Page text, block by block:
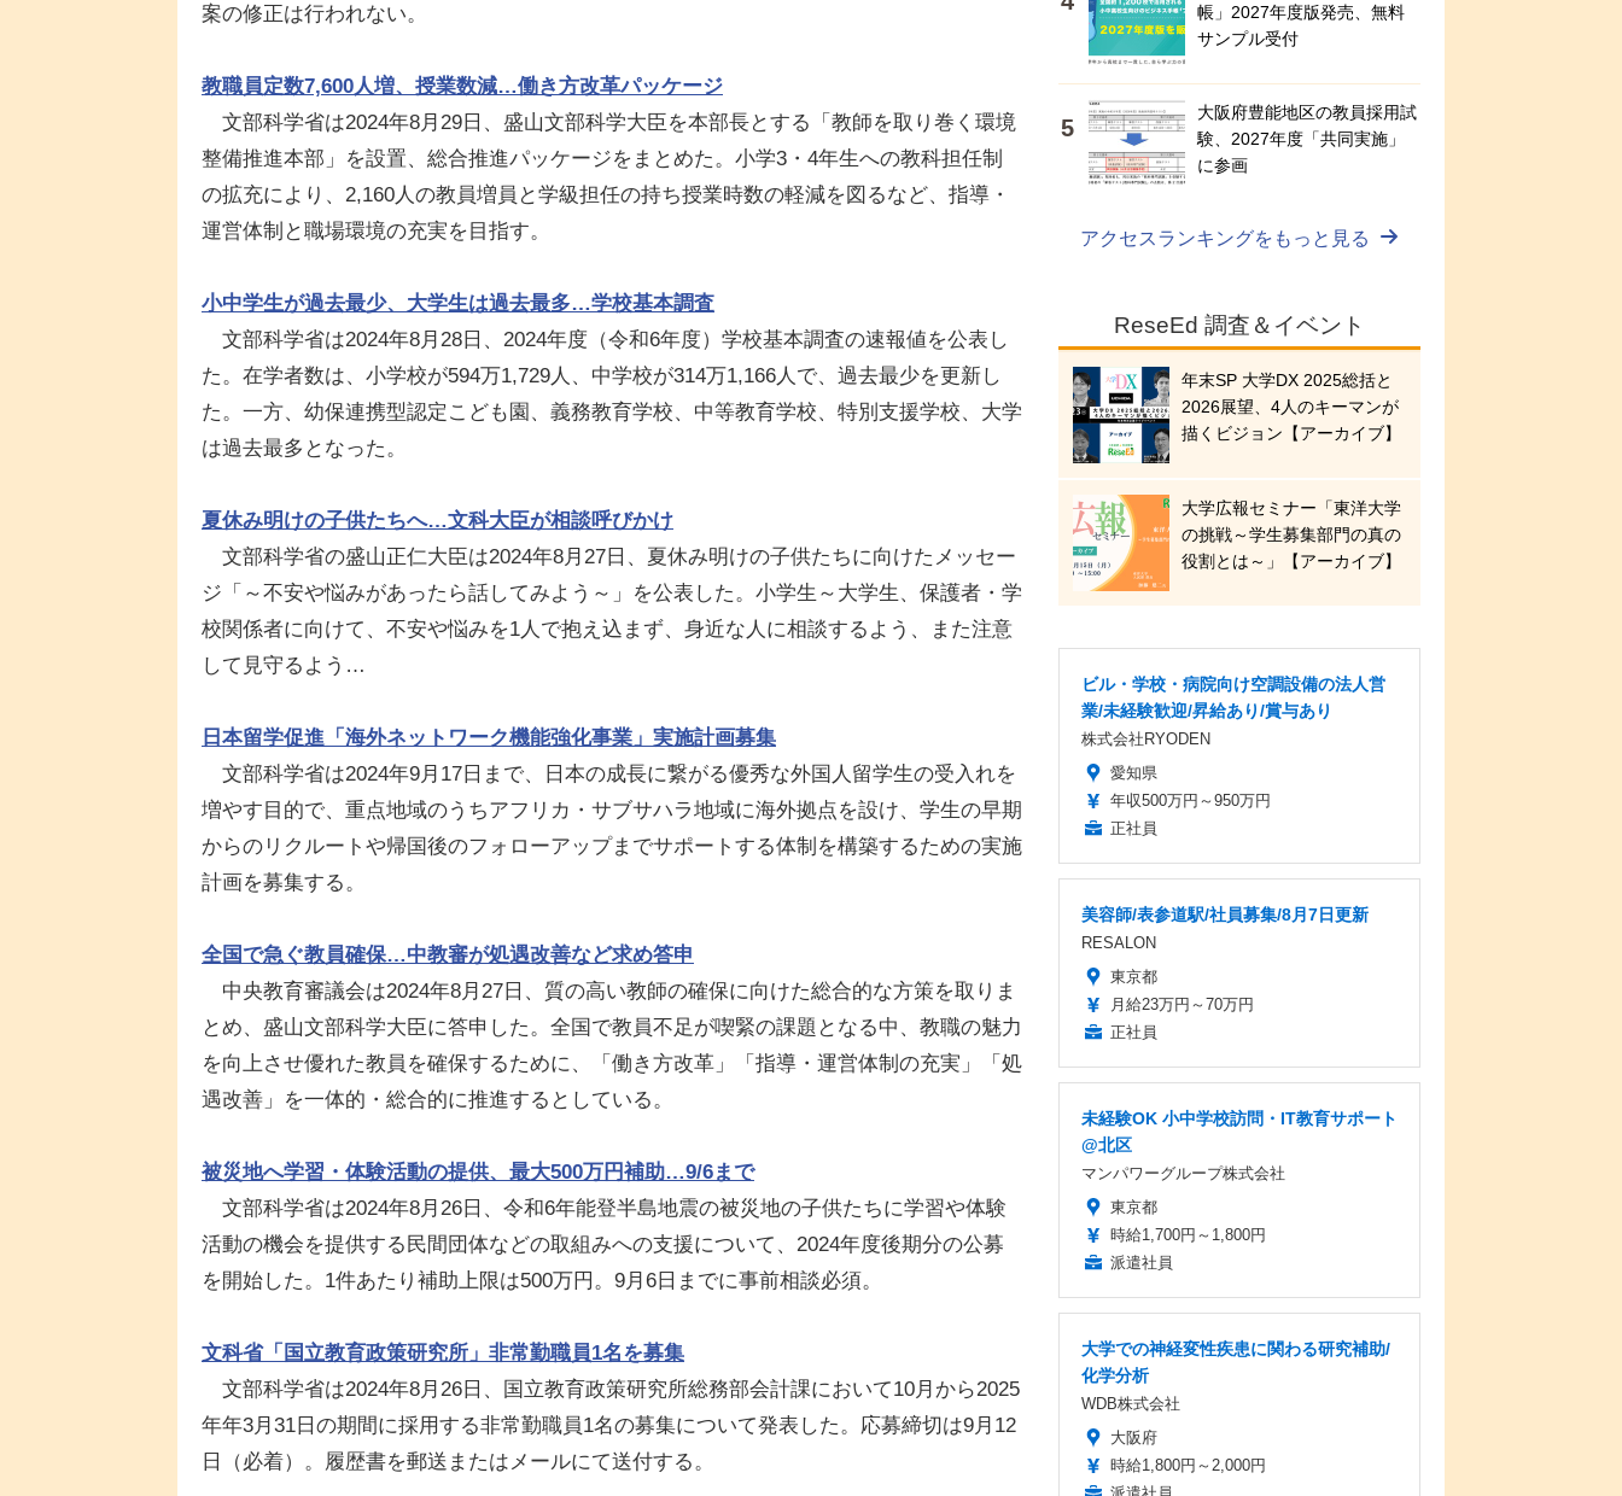
案の修正は行われない。
教職員定数7,600人増、授業数減…働き方改革パッケージ
文部科学省は2024年8月29日、盛山文部科学大臣を本部長とする「教師を取り巻く環境
整備推進本部」を設置、総合推進パッケージをまとめた。小学3・4年生への教科担任制
の拡充により、2,160人の教員増員と学級担任の持ち授業時数の軽減を図るなど、指導・
運営体制と職場環境の充実を目指す。
小中学生が過去最少、大学生は過去最多…学校基本調査
文部科学省は2024年8月28日、2024年度（令和6年度）学校基本調査の速報値を公表し
た。在学者数は、小学校が594万1,729人、中学校が314万1,166人で、過去最少を更新し
た。一方、幼保連携型認定こども園、義務教育学校、中等教育学校、特別支援学校、大学
は過去最多となった。
夏休み明けの子供たちへ…文科大臣が相談呼びかけ
文部科学省の盛山正仁大臣は2024年8月27日、夏休み明けの子供たちに向けたメッセー
ジ「～不安や悩みがあったら話してみよう～」を公表した。小学生～大学生、保護者・学
校関係者に向けて、不安や悩みを1人で抱え込まず、身近な人に相談するよう、また注意
して見守るよう…
日本留学促進「海外ネットワーク機能強化事業」実施計画募集
文部科学省は2024年9月17日まで、日本の成長に繋がる優秀な外国人留学生の受入れを
増やす目的で、重点地域のうちアフリカ・サブサハラ地域に海外拠点を設け、学生の早期
からのリクルートや帰国後のフォローアップまでサポートする体制を構築するための実施
計画を募集する。
全国で急ぐ教員確保…中教審が処遇改善など求め答申
中央教育審議会は2024年8月27日、質の高い教師の確保に向けた総合的な方策を取りま
とめ、盛山文部科学大臣に答申した。全国で教員不足が喫緊の課題となる中、教職の魅力
を向上させ優れた教員を確保するために、「働き方改革」「指導・運営体制の充実」「処
遇改善」を一体的・総合的に推進するとしている。
被災地へ学習・体験活動の提供、最大500万円補助…9/6まで
文部科学省は2024年8月26日、令和6年能登半島地震の被災地の子供たちに学習や体験
活動の機会を提供する民間団体などの取組みへの支援について、2024年度後期分の公募
を開始した。1件あたり補助上限は500万円。9月6日までに事前相談必須。
文科省「国立教育政策研究所」非常勤職員1名を募集
文部科学省は2024年8月26日、国立教育政策研究所総務部会計課において10月から2025
年年3月31日の期間に採用する非常勤職員1名の募集について発表した。応募締切は9月12
日（必着）。履歴書を郵送またはメールにて送付する。
帳」2027年度版発売、無料
サンプル受付
大阪府豊能地区の教員採用試
験、2027年度「共同実施」
に参画
アクセスランキングをもっと見る
ReseEd 調査＆イベント
年末SP 大学DX 2025総括と
2026展望、4人のキーマンが
描くビジョン【アーカイブ】
大学広報セミナー「東洋大学
の挑戦～学生募集部門の真の
役割とは～」【アーカイブ】
ビル・学校・病院向け空調設備の法人営
業/未経験歓迎/昇給あり/賞与あり
株式会社RYODEN
愛知県
年収500万円～950万円
正社員
美容師/表参道駅/社員募集/8月7日更新
RESALON
東京都
月給23万円～70万円
正社員
未経験OK 小中学校訪問・IT教育サポート
@北区
マンパワーグループ株式会社
東京都
時給1,700円～1,800円
派遣社員
大学での神経変性疾患に関わる研究補助/
化学分析
WDB株式会社
大阪府
時給1,800円～2,000円